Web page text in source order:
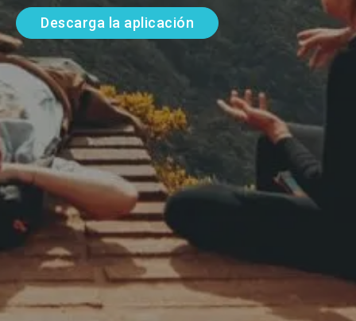
Descarga la aplicación